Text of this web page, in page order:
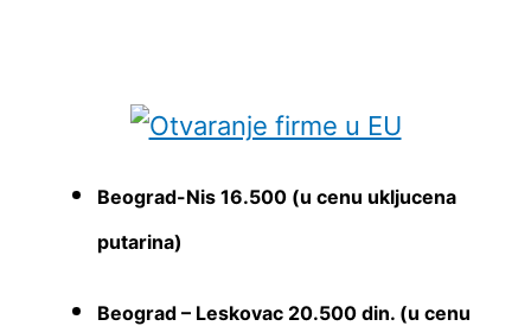
Beograd-Nis 16.500 (u cenu ukljucena
putarina)
Beograd – Leskovac 20.500 din. (u cenu